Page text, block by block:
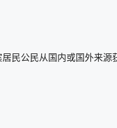
民公民从国内或国外来